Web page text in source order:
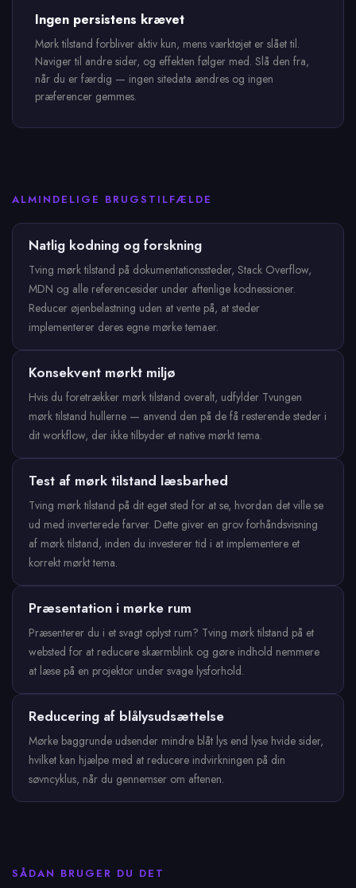
Ingen persistens krævet
Mørk tilstand forbliver aktiv kun, mens værktøjet er slået til.
Naviger til andre sider, og effekten følger med. Slå den fra,
når du er færdig — ingen sitedata ændres og ingen
præferencer gemmes.
ALMINDELIGE BRUGSTILFÆLDE
Natlig kodning og forskning
Tving mørk tilstand på dokumentationssteder, Stack Overflow,
MDN og alle referencesider under aftenlige kodnessioner.
Reducer øjenbelastning uden at vente på, at steder
implementerer deres egne mørke temaer.
Konsekvent mørkt miljø
Hvis du foretrækker mørk tilstand overalt, udfylder Tvungen
mørk tilstand hullerne — anvend den på de få resterende steder i
dit workflow, der ikke tilbyder et native mørkt tema.
Test af mørk tilstand læsbarhed
Tving mørk tilstand på dit eget sted for at se, hvordan det ville se
ud med inverterede farver. Dette giver en grov forhåndsvisning
af mørk tilstand, inden du investerer tid i at implementere et
korrekt mørkt tema.
Præsentation i mørke rum
Præsenterer du i et svagt oplyst rum? Tving mørk tilstand på et
websted for at reducere skærmblink og gøre indhold nemmere
at læse på en projektor under svage lysforhold.
Reducering af blålysudsættelse
Mørke baggrunde udsender mindre blåt lys end lyse hvide sider,
hvilket kan hjælpe med at reducere indvirkningen på din
søvncyklus, når du gennemser om aftenen.
SÅDAN BRUGER DU DET